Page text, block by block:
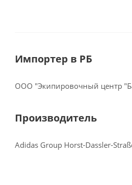
Импортер в РБ
ООО "Экипировочный центр
Производитель
Adidas Group Horst-Dassler-